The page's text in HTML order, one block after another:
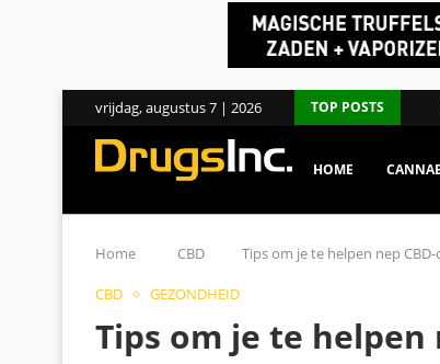
vrijdag, augustus 7 | 2026 TOP POSTS
HOME
Home CBD Tips om je te helpen nep
CBD GEZONDHEID
Tips om je te